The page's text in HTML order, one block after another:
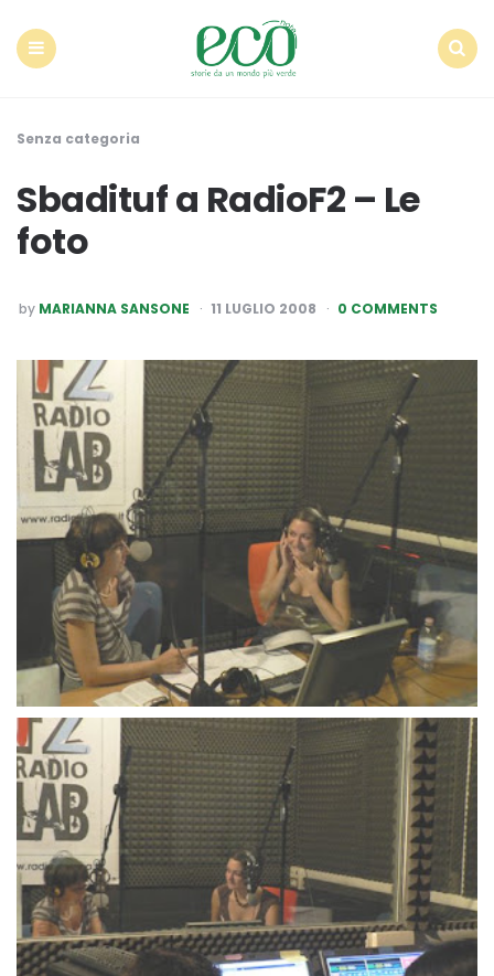
Senza categoria
Sbadituf a RadioF2 – Le
foto
POSTED
BY
by MARIANNA SANSONE 11 LUGLIO 2008 0 COMMENTS